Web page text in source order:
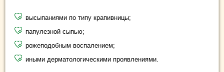
высыпаниями по типу крапивницы;
папулезной сыпью;
рожеподобным воспалением;
иными дерматологическими проявлениями.